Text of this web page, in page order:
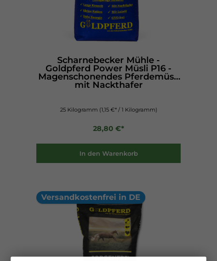
Scharnebecker Mühle -
Goldpferd Power Müsli P16 -
Magenschonendes Pferdemüsli
mit Nackthafer
25 Kilogramm (1,15 €* / 1 Kilogramm)
28,80 €*
In den Warenkorb
Versandkostenfrei in DE